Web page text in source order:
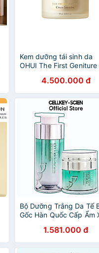
Kem dưỡng tái sinh da
OHUI The First Geniture
4.500.000 đ
Bộ Dưỡng Trắng Da Tế
Gốc Hàn Quốc Cấp Ẩm
Và Chống Lão Hoá
Scien Repair System
Set (60ml)
1.581.000 đ